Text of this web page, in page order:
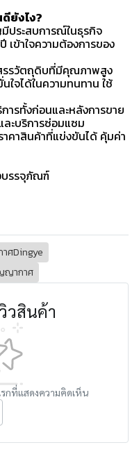
ยังไง?
ประสบการณ์ในธุรกิจ
เข้าใจความต้องการของ
รวัตถุดิบที่มีคุณภาพสูง
จได้ในความทนทาน ใช้
ารทั้งก่อนและหลังการขาย
ละบริการซ่อมแซม
คาสินค้าที่แข่งขันได้ คุ้มค่า
บรรจุภัณฑ์
ศDingye
ญากาศ
วสินค้า
กที่แสดงความคิดเห็น